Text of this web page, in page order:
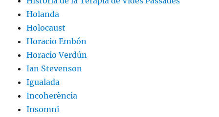
Holanda
Holocaust
Horacio Embón
Horacio Verdún
Ian Stevenson
Igualada
Incoherència
Insomni